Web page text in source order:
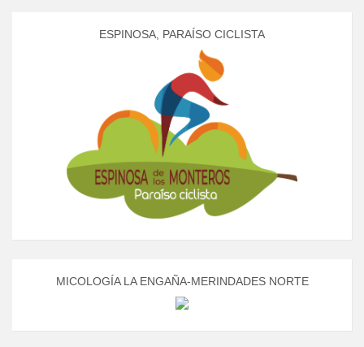
ESPINOSA, PARAÍSO CICLISTA
MICOLOGÍA LA ENGAÑA-MERINDADES NORTE